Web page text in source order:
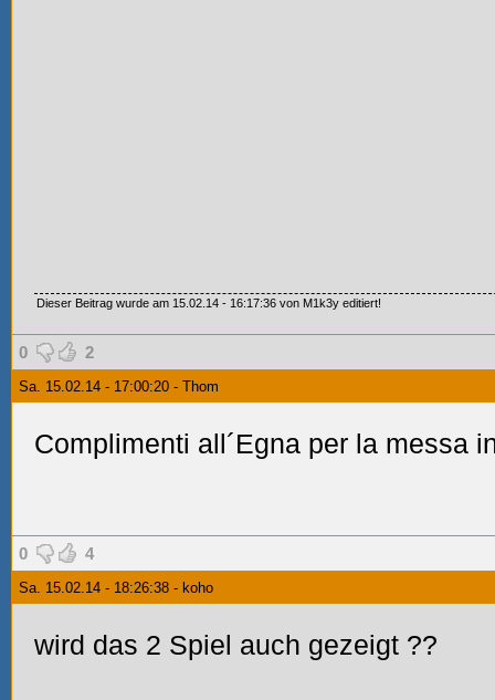
Dieser Beitrag wurde am 15.02.14 - 16:17:36 von M1k3y editiert!
0 2
Sa. 15.02.14 - 17:00:20 - Thom
Complimenti all´Egna per la messa
0 4
Sa. 15.02.14 - 18:26:38 - koho
wird das 2 Spiel auch gezeigt ??